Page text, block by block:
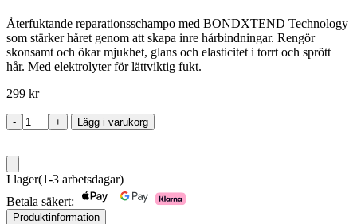
Återfuktande reparationsschampo med BONDXTEND Technology
som stärker håret genom att skapa inre hårbindningar. Rengör
skonsamt och ökar mjukhet, glans och elasticitet i torrt och sprött
hår. Med elektrolyter för lättviktig fukt.
299 kr
-
Fibre
Hydrate
Shampoo
300ml
mängd
+ Lägg i varukorg
I lager(1-3 arbetsdagar)
Betala säkert:
Produktinformation